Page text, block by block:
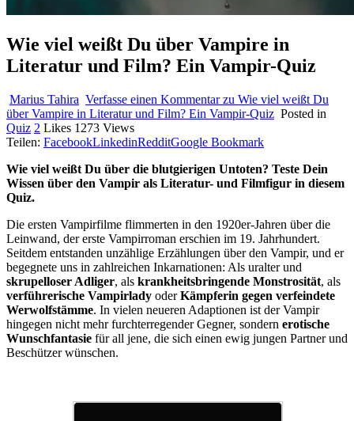
Wie viel weißt Du über Vampire in
Literatur und Film? Ein Vampir-Quiz
Marius Tahira Verfasse einen Kommentarzu Wie viel weißt Du
über Vampire in Literatur und Film? Ein Vampir-Quiz Posted in
Quiz 2 Likes 1273 Views
Teilen: FacebookLinkedinRedditGoogle Bookmark
Wie viel weißt Du über die blutgierigen Untoten? Teste Dein
Wissen über den Vampir als Literatur- und Filmfigur in diesem
Quiz.
Die ersten Vampirfilme flimmerten in den 1920er-Jahren über die
Leinwand, der erste Vampirroman erschien im 19. Jahrhundert.
Seitdem entstanden unzählige Erzählungen über den Vampir, und er
begegnete uns in zahlreichen Inkarnationen: Als uralter und
skrupelloser Adliger, als krankheitsbringende Monstrosität, als
verführerische Vampirlady oderKämpferin gegen verfeindete
Werwolfstämme. In vielen neueren Adaptionen ist der Vampir
hingegen nicht mehr furchterregender Gegner, sondern erotische
Wunschfantasie für all jene, die sich einen ewig jungen Partner und
Beschützer wünschen.